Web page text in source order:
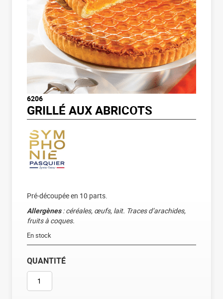
6206
GRILLÉ AUX ABRICOTS
Pré-découpée en 10 parts.
Allergènes: céréales, œufs, lait. Traces d’arachides,
fruits à coques.
En stock
QUANTITÉ
QUANTITÉ DE GRILLÉ AUX ABRICOTS